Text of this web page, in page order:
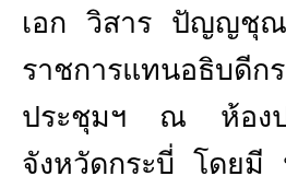
เอก วิสาร ปัญญชุณ
ราชการแทนอธิบดีก
ประชุมฯ ณ ห้องป
จังหวัดกระบี่ โดยมี